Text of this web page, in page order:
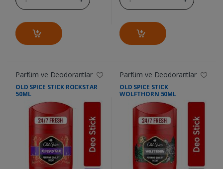
Parfüm ve Deodorantlar
OLD SPICE STICK ROCKSTAR
50ML
Parfüm ve Deodorantlar
OLD SPICE STICK
WOLFTHORN 50ML